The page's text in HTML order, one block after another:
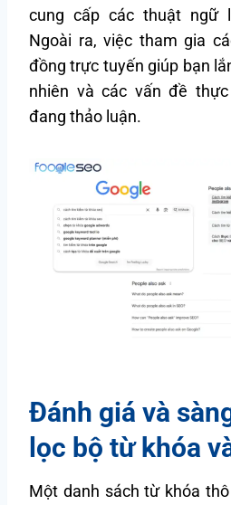
cung cấp các thuật ngữ
Ngoài ra, việc tham gia
đồng trực tuyến giúp bạn
nhiên và các vấn đề
đang thảo luận.
Đánh giá và
lọc bộ từ khóa
Một danh sách từ khóa